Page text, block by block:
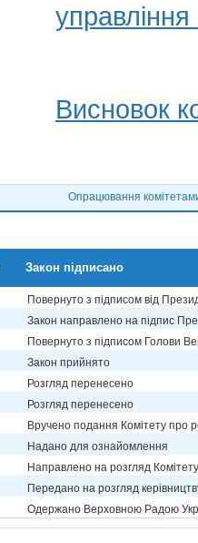
Висновок
Опрацювання
Закон підписано
Повернуто з підписом від
Закон направлено на підпис
Повернуто з підписом Голови
Закон прийнято
Розгляд перенесено
Розгляд перенесено
Вручено подання Комітету про
Надано для ознайомлення
Направлено на розгляд Комітету
Передано на розгляд
Одержано Верховною Радою